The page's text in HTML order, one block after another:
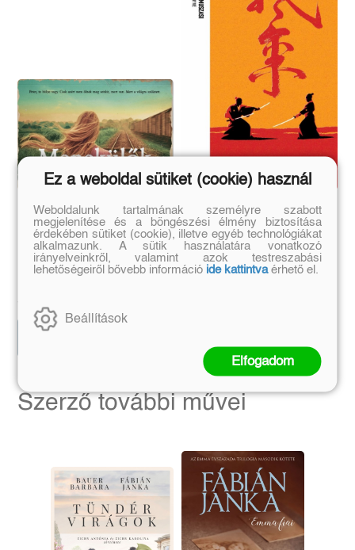
Menekülők
Ilona Simon
Az öt elem könyve
Trubadúr Zsebkönyvek 16.
Mijamoto Muszasi
Kosárba
Szerző további művei
Ez a weboldal sütiket (cookie) használ
Weboldalunk tartalmának személyre szabott
megjelenítése és a böngészési élmény biztosítása
érdekében sütiket (cookie), illetve egyéb technológiákat
alkalmazunk. A sütik használatára vonatkozó
irányelveinkről, valamint azok testreszabási
lehetőségeiről bővebb információ ide kattintvaérhető el.
Beállítások
Elfogadom